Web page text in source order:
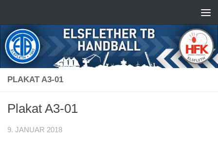
PLAKAT A3-01
Plakat A3-01
9. JANUAR 2018